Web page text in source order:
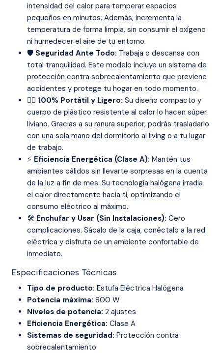
intensidad del calor para temperar espacios
pequeños en minutos. Además, incrementa la
temperatura de forma limpia, sin consumir el oxígeno
ni humedecer el aire de tu entorno.
🛡️ Seguridad Ante Todo: Trabaja o descansa con
total tranquilidad. Este modelo incluye un sistema de
protección contra sobrecalentamiento que previene
accidentes y protege tu hogar en todo momento.
🏃‍♂️ 100% Portátil y Ligero: Su diseño compacto y
cuerpo de plástico resistente al calor lo hacen súper
liviano. Gracias a su ranura superior, podrás trasladarlo
con una sola mano del dormitorio al living o a tu lugar
de trabajo.
⚡ Eficiencia Energética (Clase A): Mantén tus
ambientes cálidos sin llevarte sorpresas en la cuenta
de la luz a fin de mes. Su tecnología halógena irradia
el calor directamente hacia ti, optimizando el
consumo eléctrico al máximo.
🛠️ Enchufar y Usar (Sin Instalaciones): Cero
complicaciones. Sácalo de la caja, conéctalo a la red
eléctrica y disfruta de un ambiente confortable de
inmediato.
Especificaciones Técnicas
Tipo de producto: Estufa Eléctrica Halógena
Potencia máxima: 800 W
Niveles de potencia: 2 ajustes
Eficiencia Energética: Clase A
Sistemas de seguridad: Protección contra
sobrecalentamiento